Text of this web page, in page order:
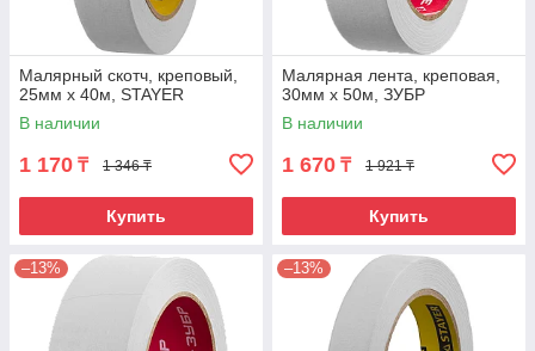
Малярный скотч, креповый,
25мм х 40м, STAYER
В наличии
1 170 ₸ 1 346 ₸
Купить
Малярная лента, креповая,
30мм х 50м, ЗУБР
В наличии
1 670 ₸ 1 921 ₸
Купить
–13% –13%